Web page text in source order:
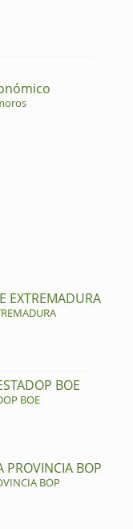
EXTREMADURA
BOE
BOE
PROVINCIA BOP
BOP